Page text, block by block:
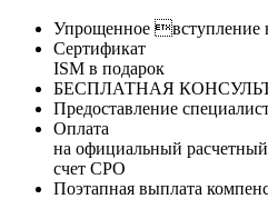
Упрощенное вступление
Сертификат
ISM в подарок
БЕСПЛАТНАЯ
Предоставление
Оплата
на официальный расчетный
счет СРО
Поэтапная выплата